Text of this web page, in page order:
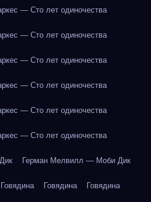
— Сто лет одиночества
— Сто лет одиночества
— Сто лет одиночества
— Сто лет одиночества
— Сто лет одиночества
— Сто лет одиночества
Герман Мелвилл — Моби Дик
Говядина Говядина Говядина